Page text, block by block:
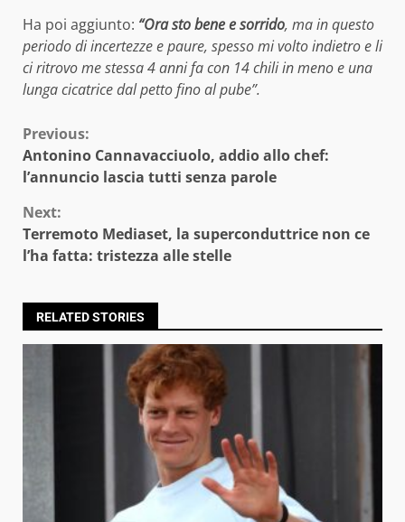
Ha poi aggiunto: “Ora sto bene e sorrido, ma in questo
periodo di incertezze e paure, spesso mi volto indietro e li
ci ritrovo me stessa 4 anni fa con 14 chili in meno e una
lunga cicatrice dal petto fino al pube”.
Continue
Reading
Previous:
Antonino Cannavacciuolo, addio allo chef:
l’annuncio lascia tutti senza parole
Next:
Terremoto Mediaset, la superconduttrice non ce
l’ha fatta: tristezza alle stelle
RELATED STORIES